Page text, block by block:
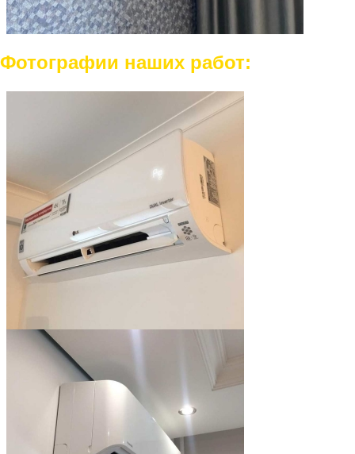
Фотографии наших работ: